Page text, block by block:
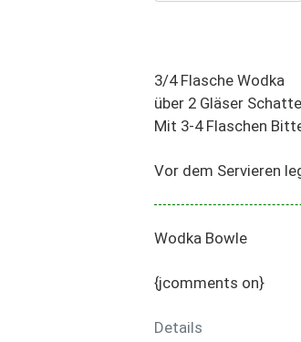
3/4 Flasche Wodka
über 2 Gläser
Mit 3-4 Flaschen
Vor dem Servieren
Wodka Bowle
{jcomments on}
Details